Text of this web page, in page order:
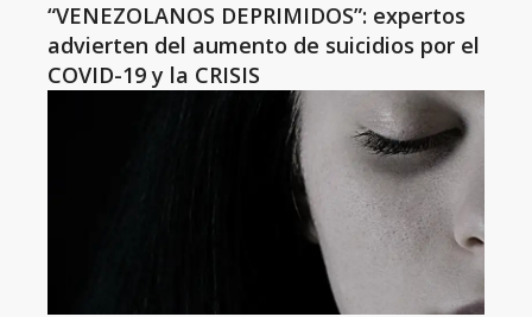
“VENEZOLANOS DEPRIMIDOS”: expertos
advierten del aumento de suicidios por el
COVID-19 y la CRISIS